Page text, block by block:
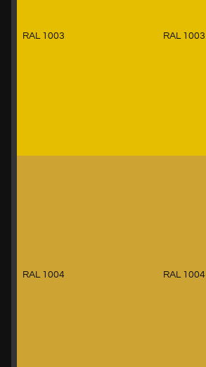
RAL 1003 RAL 1003
RAL 1004 RAL 1004